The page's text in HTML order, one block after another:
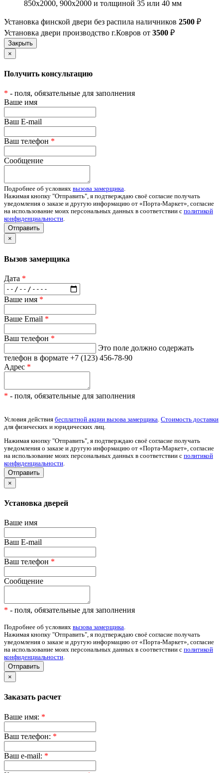
850х2000, 900х2000 и толщиной 35 или 40 мм
Установка финской двери без распила наличников 2500 ₽
Установка двери производство г.Ковров от 3500 ₽
×
Получить консультацию
* - поля, обязательные для заполнения
Ваше имя
Ваш E-mail
Ваш телефон *
Сообщение
Подробнее об условиях вызова замерщика.
Нажимая кнопку "Отправить", я подтверждаю своё согласие получать
уведомления о заказе и другую информацию от «Порта-Маркет», согласие
на использование моих персональных данных в соответствии с политикой
конфиденциальности.
Отправить
×
Вызов замерщика
Дата *
Ваше имя *
Ваше Email *
Ваш телефон *
Это поле должно содержать
телефон в формате +7 (123) 456-78-90
Адрес *
* - поля, обязательные для заполнения
Условия действия бесплатной акции вызова замерщика Стоимость доставки
для физических и юридических лиц.
Нажимая кнопку "Отправить", я подтверждаю своё согласие получать
уведомления о заказе и другую информацию от «Порта-Маркет», согласие
на использование моих персональных данных в соответствии с политикой
конфиденциальности
×
Установка дверей
Ваше имя
Ваш E-mail
Ваш телефон *
Сообщение
* - поля, обязательные для заполнения
Подробнее об условиях вызова замерщика.
Нажимая кнопку "Отправить", я подтверждаю своё согласие получать
уведомления о заказе и другую информацию от «Порта-Маркет», согласие
на использование моих персональных данных в соответствии с политикой
конфиденциальности.
Отправить
×
Заказать расчет
Ваше имя: *
Ваш телефон: *
Ваш e-mail: *